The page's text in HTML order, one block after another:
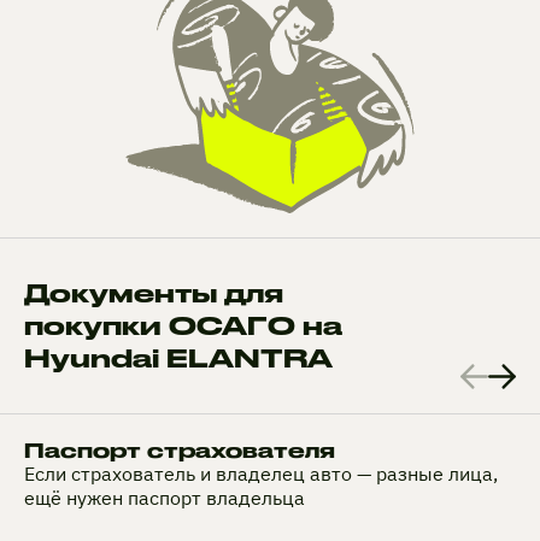
Документы для
покупки ОСАГО на
Hyundai ELANTRA
Паспорт страхователя
Если страхователь и владелец авто — разные лица,
ещё нужен паспорт владельца